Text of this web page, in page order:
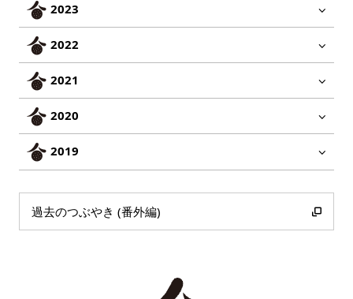
2023
2022
2021
2020
2019
過去のつぶやき (番外編)